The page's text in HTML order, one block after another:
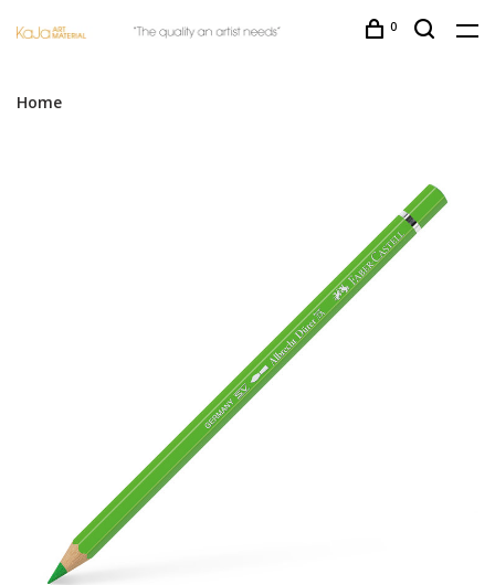
0
Home